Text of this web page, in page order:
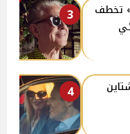
3
تخطف
4